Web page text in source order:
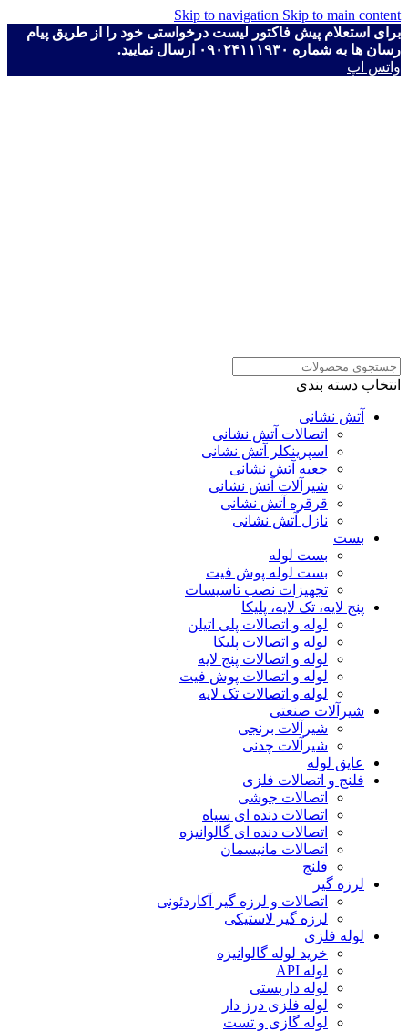
Skip to navigation Skip to main content
برای استعلام پیش فاکتور لیست درخواستی خود را از طریق پیام
رسان ها به شماره ۰۹۰۲۴۱۱۱۹۳۰ ارسال نمایید.
واتس اپ
انتخاب دسته بندی
آتش نشانی
اتصالات آتش نشانی
اسپرینکلر آتش نشانی
جعبه آتش نشانی
شیرآلات آتش نشانی
قرقره آتش نشانی
نازل آتش نشانی
بست
بست لوله
بست لوله پوش فیت
تجهیزات نصب تاسیسات
پنج لایه، تک لایه، پلیکا
لوله و اتصالات پلی اتیلن
لوله و اتصالات پلیکا
لوله و اتصالات پنج لایه
لوله و اتصالات پوش فیت
لوله و اتصالات تک لایه
شیرآلات صنعتی
شیرآلات برنجی
شیرآلات چدنی
عایق لوله
فلنج و اتصالات فلزی
اتصالات جوشی
اتصالات دنده ای سیاه
اتصالات دنده ای گالوانیزه
اتصالات مانیسمان
فلنج
لرزه گیر
اتصالات و لرزه گیر آکاردئونی
لرزه گیر لاستیکی
لوله فلزی
خرید لوله گالوانیزه
لوله API
لوله داربستی
لوله فلزی درز دار
لوله گازی و تست